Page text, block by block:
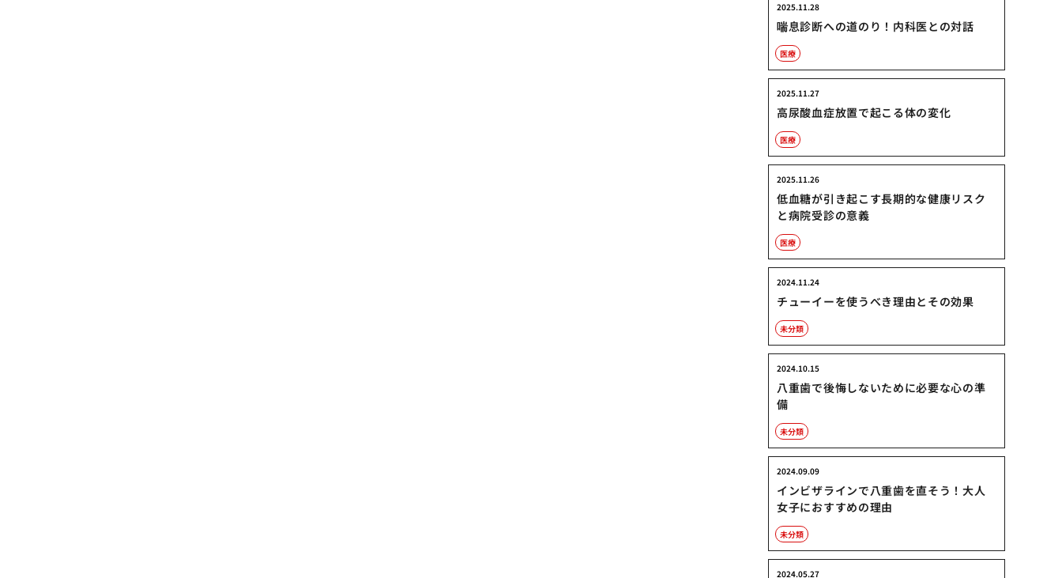
喘息診断への道のり！内科医との対話
2025.11.28
医療
高尿酸血症放置で起こる体の変化
2025.11.27
医療
低血糖が引き起こす長期的な健康リスク
と病院受診の意義
2025.11.26
医療
チューイーを使うべき理由とその効果
2024.11.24
未分類
八重歯で後悔しないために必要な心の準
備
2024.10.15
未分類
インビザラインで八重歯を直そう！大人
女子におすすめの理由
2024.09.09
未分類
2024.05.27